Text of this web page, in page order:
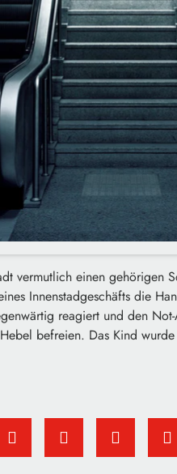
vermutlich einen gehörigen
Innenstadgeschäfts die
reagiert und den
befreien. Das Kind